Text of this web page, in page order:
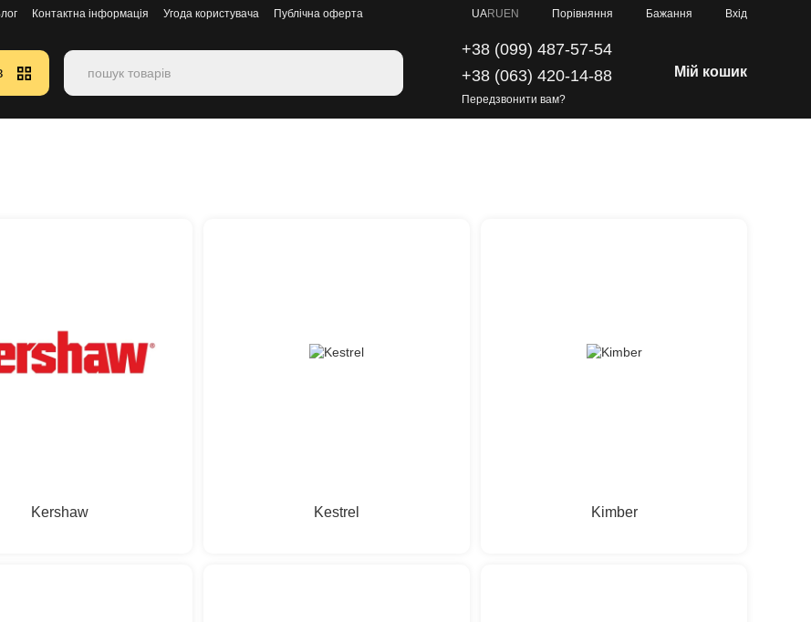
Контактна інформація Угода користувача Публічна оферта UARU EN Порівняння Бажання Вхід
+38 (099) 487-57-54
+38 (063) 420-14-88
Передзвонити вам?
Мій кошик
Kershaw Kestrel Kimber